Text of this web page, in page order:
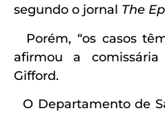
segundo o jornal The
Porém, “os casos
afirmou a
Gifford.
O Departamento de